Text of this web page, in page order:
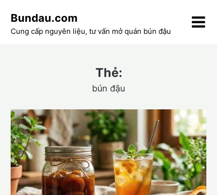
content
Bundau.com
Cung cấp nguyên liệu, tư vấn mở quán bún đậu
Thẻ:
bún đậu